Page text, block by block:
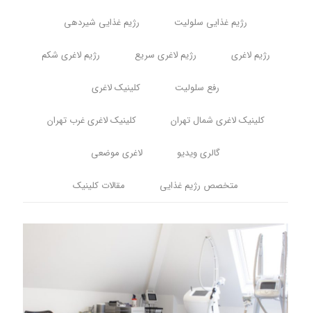
رژیم غذایی سلولیت رژیم غذایی شیردهی
رژیم لاغری رژیم لاغری سریع رژیم لاغری شکم
رفع سلولیت کلینیک لاغری
کلینیک لاغری شمال تهران کلینیک لاغری غرب تهران
گالری ویدیو لاغری موضعی
متخصص رژیم غذایی مقالات کلینیک